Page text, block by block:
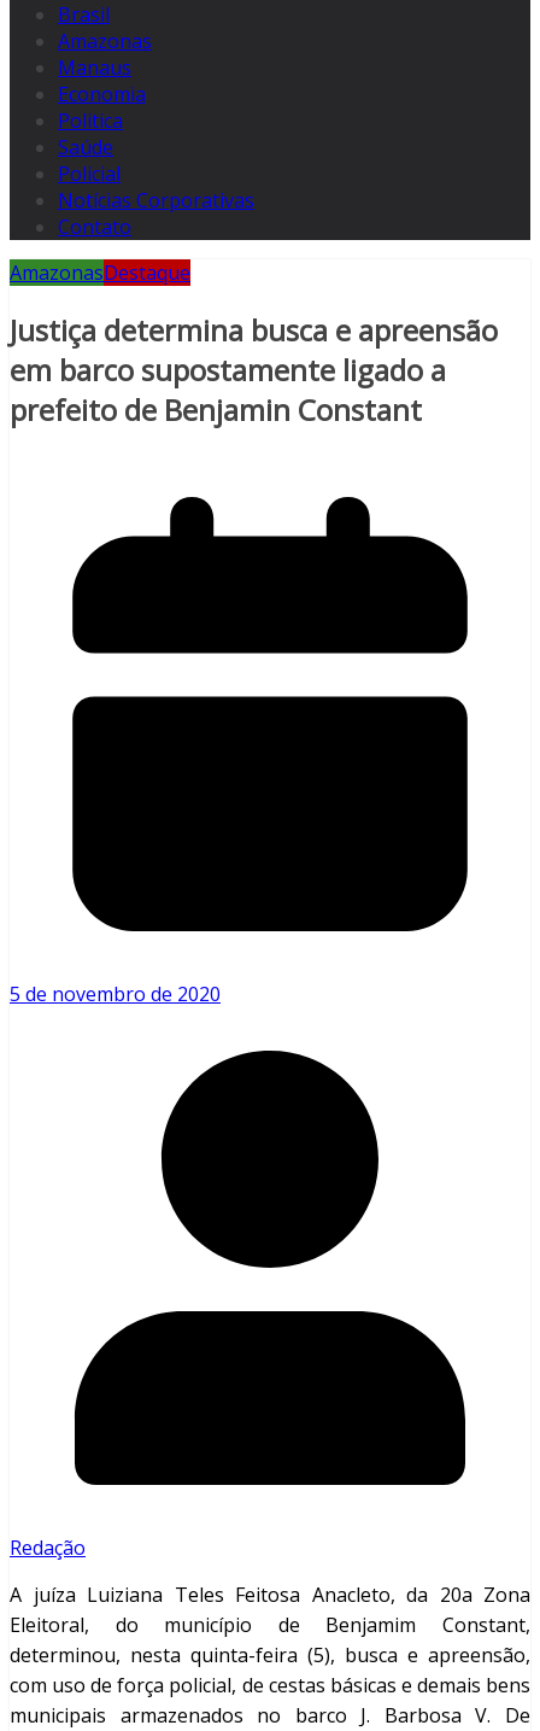
Brasil
Amazonas
Manaus
Economia
Politica
Saúde
Policial
Notícias Corporativas
Contato
AmazonasDestaque
Justiça determina busca e apreensão
em barco supostamente ligado a
prefeito de Benjamin Constant
5 de novembro de 2020
Redação
A juíza Luiziana Teles Feitosa Anacleto, da 20a Zona
Eleitoral, do município de Benjamim Constant,
determinou, nesta quinta-feira (5), busca e apreensão,
com uso de força policial, de cestas básicas e demais bens
municipais armazenados no barco J. Barbosa V. De